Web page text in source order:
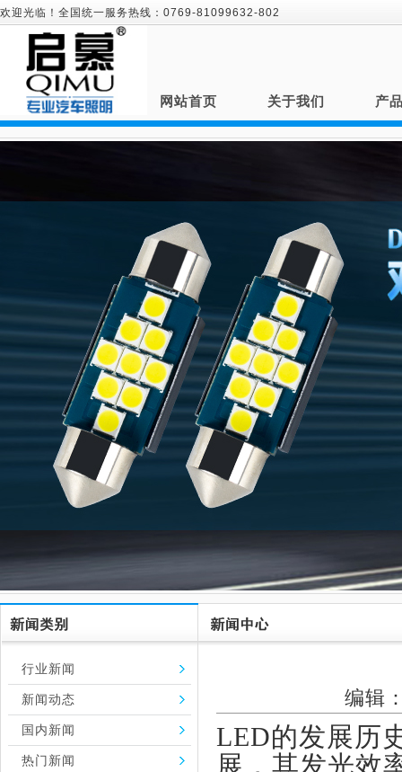
欢迎光临！全国统一服务热线：0769-81099632-802
网站首页 关于我们 产
行业新闻
新闻动态
国内新闻
热门新闻
编辑
LED的发展历
展，其发光效